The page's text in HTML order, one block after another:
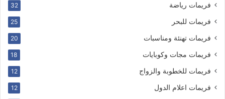
فريمات رياضة 32
فريمات للبحر 25
فريمات تهنئة ومناسبات 20
فريمات مجات وكوبايات 18
فريمات للخطوبة والزواج 12
فريمات اعلام الدول 12